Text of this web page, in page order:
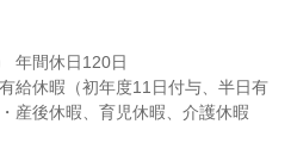
年間休日120日
給休暇（初年度11日付与、半日有
産後休暇、育児休暇、介護休暇